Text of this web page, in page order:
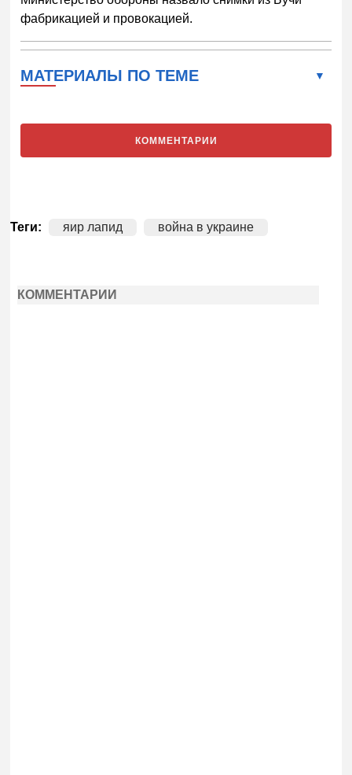
фабрикацией и провокацией.
МАТЕРИАЛЫ ПО ТЕМЕ
КОММЕНТАРИИ
Теги: яир лапид война в украине
КОММЕНТАРИИ